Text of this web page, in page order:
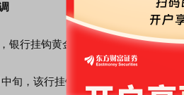
行挂钩黄金的结构性存款也随市场
旬，该行挂钩黄金的7天看涨周周存